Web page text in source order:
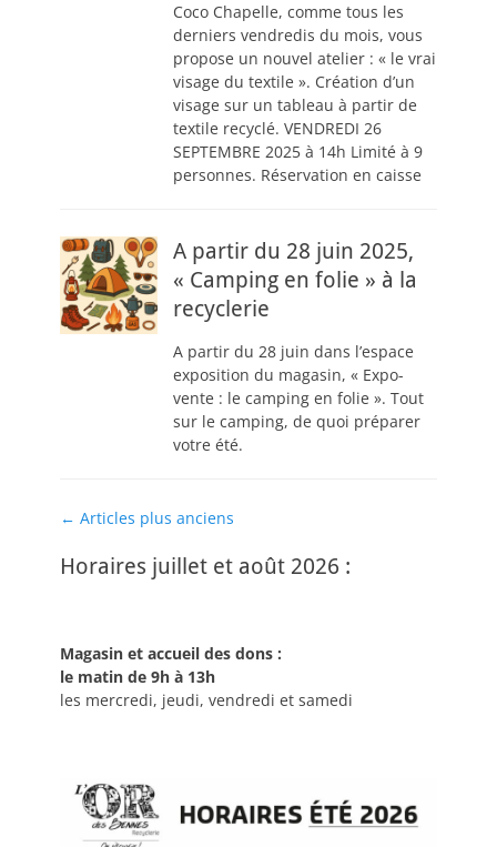
Coco Chapelle, comme tous les
derniers vendredis du mois, vous
propose un nouvel atelier : « le vrai
visage du textile ». Création d’un
visage sur un tableau à partir de
textile recyclé. VENDREDI 26
SEPTEMBRE 2025 à 14h Limité à 9
personnes. Réservation en caisse
A partir du 28 juin 2025,
« Camping en folie » à la
recyclerie
A partir du 28 juin dans l’espace
exposition du magasin, « Expo-
vente : le camping en folie ». Tout
sur le camping, de quoi préparer
votre été.
Navigation
articles
← Articles plus anciens
Horaires juillet et août 2026 :
Magasin et accueil des dons :
le matin de 9h à 13h
les mercredi, jeudi, vendredi et samedi